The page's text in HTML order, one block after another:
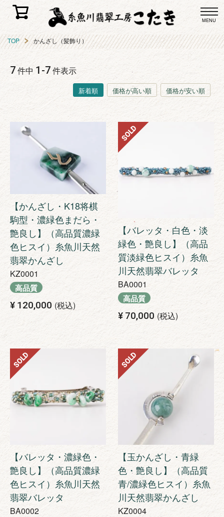
MENU
TOP かんざし（髪飾り）
新着順 価格が高い順 価格が安い順
7件中 1 -7件表示
【かんざし・K18将棋
駒型・濃緑色まだら・
艶良し】（高品質濃緑
色ヒスイ）糸魚川天然
翡翠かんざし
KZ0001
高品質
¥ 120,000 税込
【バレッタ・白色・淡
緑色・艶良し】（高品
質淡緑色ヒスイ）糸魚
川天然翡翠バレッタ
BA0001
高品質
¥ 70,000 税込
SOLD
【バレッタ・濃緑色・
艶良し】（高品質濃緑
色ヒスイ）糸魚川天然
翡翠バレッタ
BA0002
SOLD
【玉かんざし・青緑
色・艶良し】（高品質
青/濃緑色ヒスイ）糸魚
川天然翡翠かんざし
KZ0004
SOLD